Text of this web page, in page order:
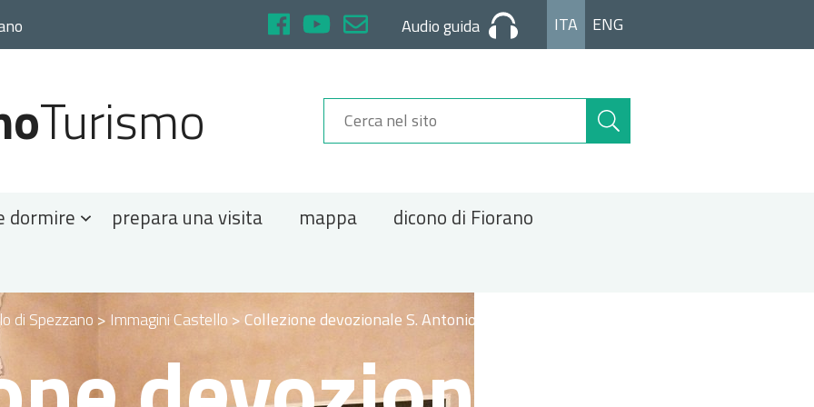
Audio guida ITA ENG
Turismo
Cerca
nel
dormire prepara una visita mappa
dicono di Fiorano
di Spezzano > Immagini Castello >Collezione devozionale S. Antonio